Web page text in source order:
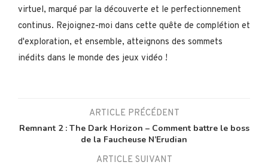
virtuel, marqué par la découverte et le perfectionnement
continus. Rejoignez-moi dans cette quête de complétion et
d'exploration, et ensemble, atteignons des sommets
inédits dans le monde des jeux vidéo !
ARTICLE PRÉCÉDENT
Remnant 2 : The Dark Horizon – Comment battre le boss
de la Faucheuse N’Erudian
ARTICLE SUIVANT